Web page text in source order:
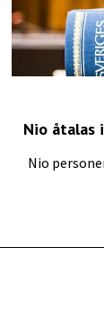
Nio åtalas
Nio